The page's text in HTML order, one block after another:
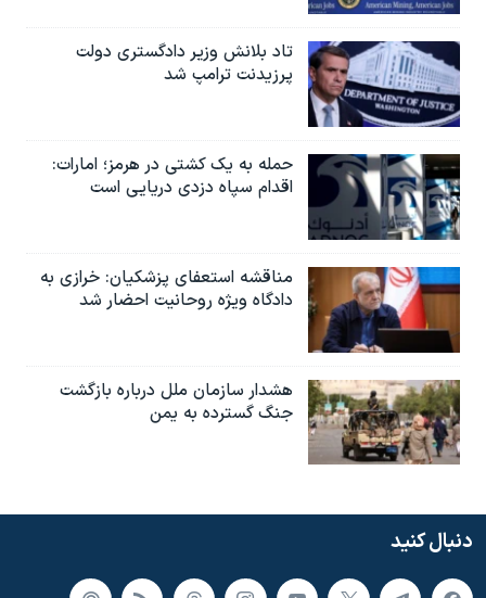
تاد بلانش وزیر دادگستری دولت
پرزیدنت ترامپ شد
حمله به یک کشتی در هرمز؛ امارات:
اقدام سپاه دزدی دریایی است
مناقشه استعفای پزشکیان: خرازی به
دادگاه ویژه روحانیت احضار شد
هشدار سازمان ملل درباره بازگشت
جنگ گسترده به یمن
دنبال کنید